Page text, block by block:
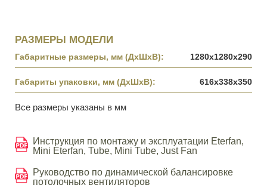
РАЗМЕРЫ МОДЕЛИ
Габаритные размеры, мм (ДхШхВ): 1280x1280x290
Габариты упаковки, мм (ДхШхВ): 616x338x350
Все размеры указаны в мм
Инструкция по монтажу и эксплуатации Eterfan,
Mini Eterfan, Tube, Mini Tube, Just Fan
Руководство по динамической балансировке
потолочных вентиляторов